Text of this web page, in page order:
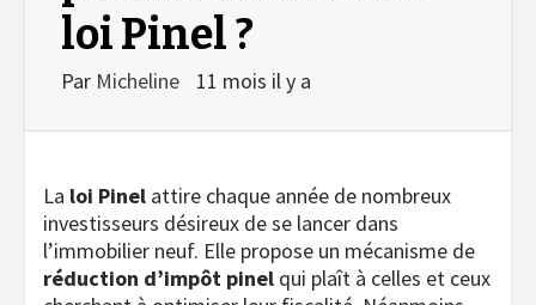
loi Pinel ?
Par Micheline 11 mois il y a
La loi Pinel attire chaque année de nombreux
investisseurs désireux de se lancer dans
l’immobilier neuf. Elle propose un mécanisme de
réduction d’impôt pinel qui plaît à celles et ceux